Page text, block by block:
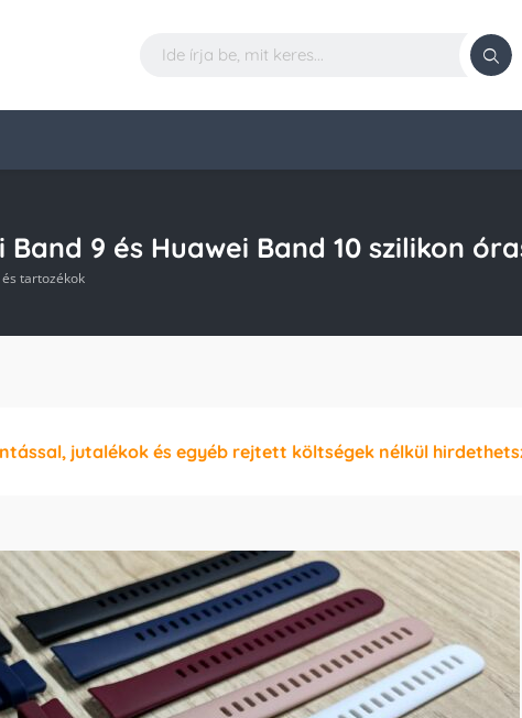
9 és Huawei Band 10 szilikon
tartozékok
jutalékok és egyéb rejtett költségek nélkül